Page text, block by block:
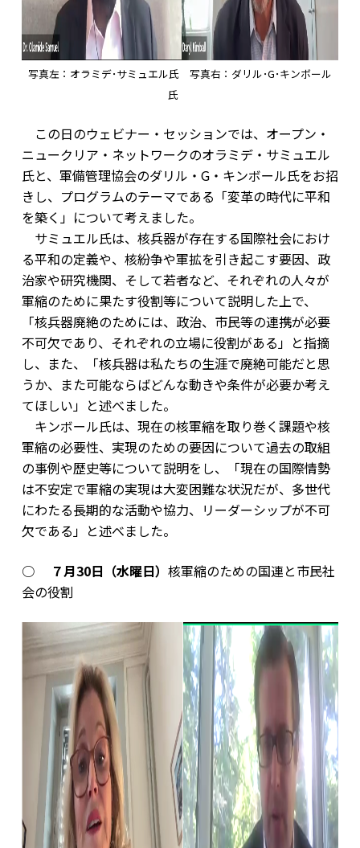
写真左：オラミデ･サミュエル氏 写真右：ダリル･G･キンボール
氏
この日のウェビナー・セッションでは、オープン・
ニュークリア・ネットワークのオラミデ・サミュエル
氏と、軍備管理協会のダリル・G・キンボール氏をお招
きし、プログラムのテーマである「変革の時代に平和
を築く」について考えました。
サミュエル氏は、核兵器が存在する国際社会におけ
る平和の定義や、核紛争や軍拡を引き起こす要因、政
治家や研究機関、そして若者など、それぞれの人々が
軍縮のために果たす役割等について説明した上で、
「核兵器廃絶のためには、政治、市民等の連携が必要
不可欠であり、それぞれの立場に役割がある」と指摘
し、また、「核兵器は私たちの生涯で廃絶可能だと思
うか、また可能ならばどんな動きや条件が必要か考え
てほしい」と述べました。
キンボール氏は、現在の核軍縮を取り巻く課題や核
軍縮の必要性、実現のための要因について過去の取組
の事例や歴史等について説明をし、「現在の国際情勢
は不安定で軍縮の実現は大変困難な状況だが、多世代
にわたる長期的な活動や協力、リーダーシップが不可
欠である」と述べました。
○ ７月30日（水曜日） 核軍縮のための国連と市民社
会の役割